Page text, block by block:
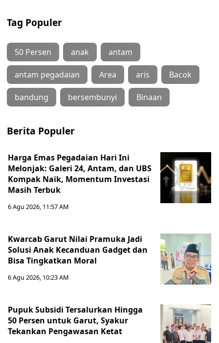
Tag Populer
50 Persen anak antam
antam pegadaian Area aris Bacok
bandung bersembunyi Binaan
Berita Populer
Harga Emas Pegadaian Hari Ini
Melonjak: Galeri 24, Antam, dan UBS
Kompak Naik, Momentum Investasi
Masih Terbuk
6 Agu 2026, 11:57 AM
Kwarcab Garut Nilai Pramuka Jadi
Solusi Anak Kecanduan Gadget dan
Bisa Tingkatkan Moral
6 Agu 2026, 10:23 AM
Pupuk Subsidi Tersalurkan Hingga
50 Persen untuk Garut, Syakur
Tekankan Pengawasan Ketat